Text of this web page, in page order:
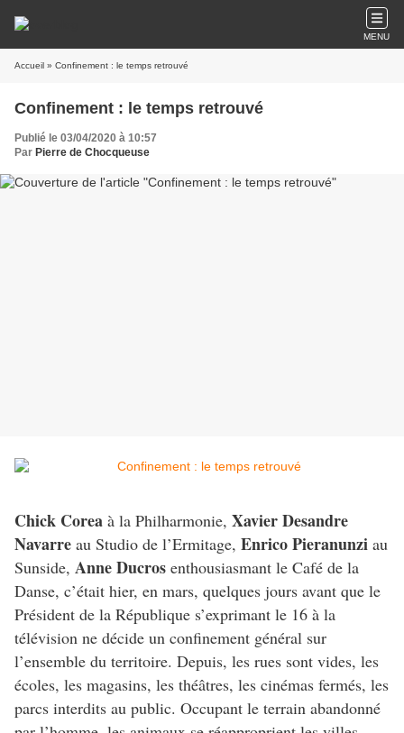
MENU
Accueil » Confinement : le temps retrouvé
Confinement : le temps retrouvé
Publié le 03/04/2020 à 10:57
Par Pierre de Chocqueuse
Chick Corea à la Philharmonie, Xavier Desandre
Navarre au Studio de l’Ermitage, Enrico Pieranunzi au
Sunside, Anne Ducros enthousiasmant le Café de la
Danse, c’était hier, en mars, quelques jours avant que le
Président de la République s’exprimant le 16 à la
télévision ne décide un confinement général sur
l’ensemble du territoire. Depuis, les rues sont vides, les
écoles, les magasins, les théâtres, les cinémas fermés, les
parcs interdits au public. Occupant le terrain abandonné